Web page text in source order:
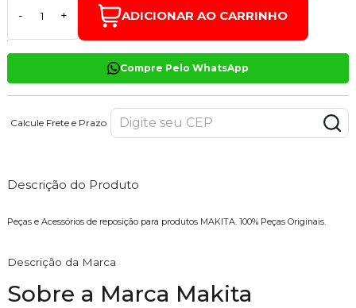
- + ADICIONAR AO CARRINHO
Compre Pelo WhatsApp
Calcule Frete e Prazo
Descrição do Produto
Peças e Acessórios de reposição para produtos MAKITA. 100% Peças Originais.
Descrição da Marca
Sobre a Marca Makita